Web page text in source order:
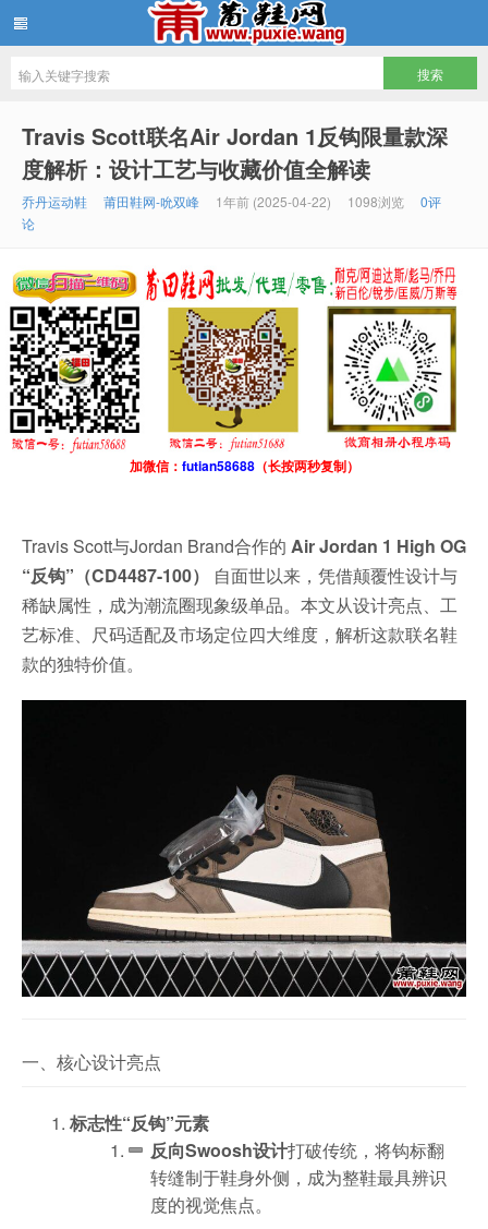
Travis Scott联名Air Jordan 1反钩限量款深
度解析：设计工艺与收藏价值全解读
乔丹运动鞋 莆田鞋网-吮双峰 1年前 (2025-04-22) 1098浏览
0评
论
加微信： futian58688（长按两秒复制）
Travis Scott与Jordan Brand合作的 Air Jordan 1 High OG
“反钩”（CD4487-100）
自面世以来，凭借颠覆性设计与
稀缺属性，成为潮流圈现象级单品。本文从设计亮点、工
艺标准、尺码适配及市场定位四大维度，解析这款联名鞋
款的独特价值。
一、核心设计亮点
标志性“反钩”元素
反向Swoosh设计打破传统，将钩标翻
转缝制于鞋身外侧，成为整鞋最具辨识
度的视觉焦点。